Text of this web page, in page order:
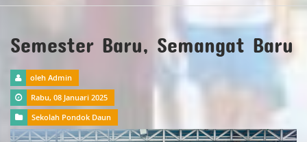
Semester Baru, Semangat Baru
oleh Admin
Rabu, 08 Januari 2025
Sekolah Pondok Daun